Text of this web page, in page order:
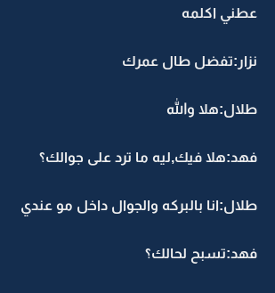
عطني اكلمه
نزار:تفضل طال عمرك
طلال:هلا والله
فهد:هلا فيك,ليه ما ترد على جوالك؟
طلال:انا بالبركه والجوال داخل مو عندي
فهد:تسبح لحالك؟